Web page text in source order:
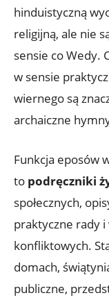
hinduistyczną
religijną, ale nie
sensie co Wedy.
w sensie
wiernego są
archaiczne
Funkcja eposów
to podręczniki
społecznych,
praktyczne rady
konfliktowych.
domach,
publiczne,